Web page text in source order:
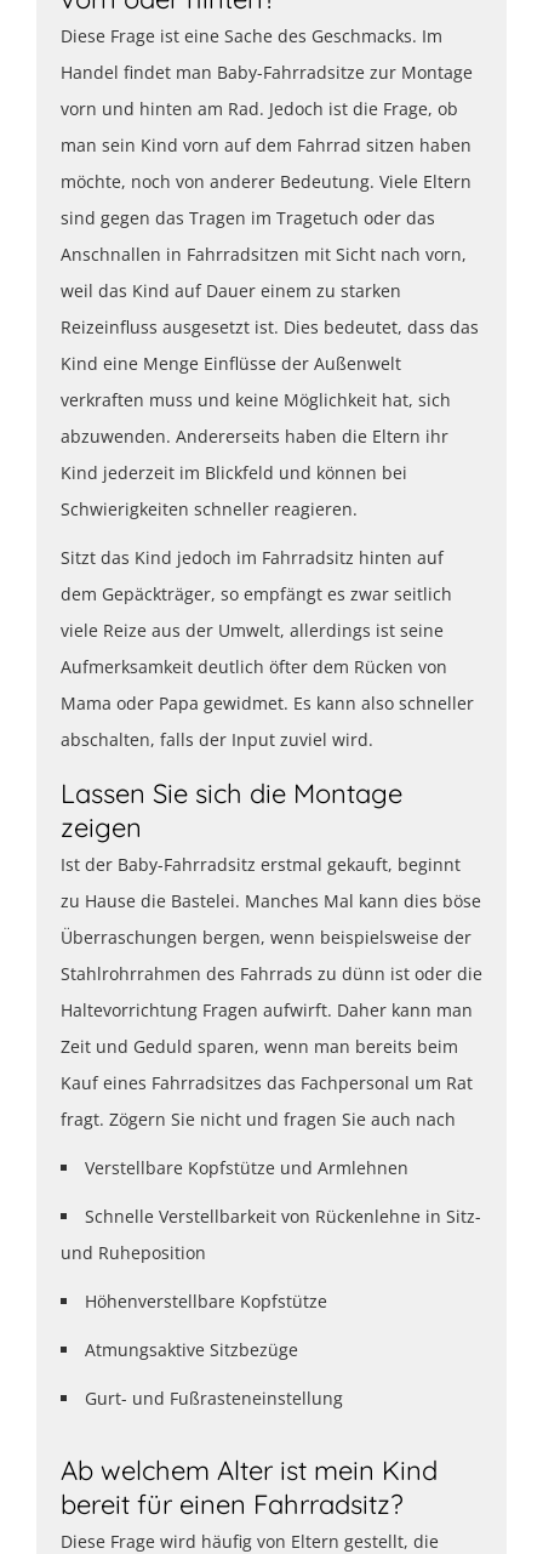
Diese Frage ist eine Sache des Geschmacks. Im
Handel findet man Baby-Fahrradsitze zur Montage
vorn und hinten am Rad. Jedoch ist die Frage, ob
man sein Kind vorn auf dem Fahrrad sitzen haben
möchte, noch von anderer Bedeutung. Viele Eltern
sind gegen das Tragen im Tragetuch oder das
Anschnallen in Fahrradsitzen mit Sicht nach vorn,
weil das Kind auf Dauer einem zu starken
Reizeinfluss ausgesetzt ist. Dies bedeutet, dass das
Kind eine Menge Einflüsse der Außenwelt
verkraften muss und keine Möglichkeit hat, sich
abzuwenden. Andererseits haben die Eltern ihr
Kind jederzeit im Blickfeld und können bei
Schwierigkeiten schneller reagieren.
Sitzt das Kind jedoch im Fahrradsitz hinten auf
dem Gepäckträger, so empfängt es zwar seitlich
viele Reize aus der Umwelt, allerdings ist seine
Aufmerksamkeit deutlich öfter dem Rücken von
Mama oder Papa gewidmet. Es kann also schneller
abschalten, falls der Input zuviel wird.
Lassen Sie sich die Montage
zeigen
Ist der Baby-Fahrradsitz erstmal gekauft, beginnt
zu Hause die Bastelei. Manches Mal kann dies böse
Überraschungen bergen, wenn beispielsweise der
Stahlrohrrahmen des Fahrrads zu dünn ist oder die
Haltevorrichtung Fragen aufwirft. Daher kann man
Zeit und Geduld sparen, wenn man bereits beim
Kauf eines Fahrradsitzes das Fachpersonal um Rat
fragt. Zögern Sie nicht und fragen Sie auch nach
Verstellbare Kopfstütze und Armlehnen
Schnelle Verstellbarkeit von Rückenlehne in Sitz-
und Ruheposition
Höhenverstellbare Kopfstütze
Atmungsaktive Sitzbezüge
Gurt- und Fußrasteneinstellung
Ab welchem Alter ist mein Kind
bereit für einen Fahrradsitz?
Diese Frage wird häufig von Eltern gestellt, die